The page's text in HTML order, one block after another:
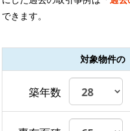
できます。
対象物件の
築年数